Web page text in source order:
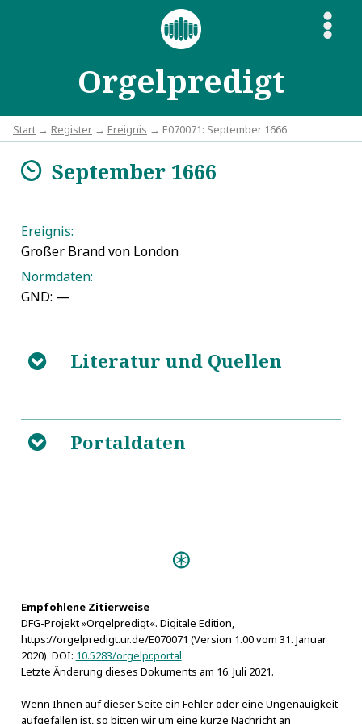
Orgelpredigt
S
Start → Register → Ereignis → E070071: September 1666
mSeptember 1666
Ereignis:
Großer Brand von London
Normdaten:
GND: —
B Literatur und Quellen
5
https://de.wikipedia.org/wiki/
B Portaldaten
Vivum Dei Organum
Empfohlene Zitierweise
DFG-Projekt »Orgelpredigt«. Digitale Edition,
https://orgelpredigt.ur.de/E070071 (Version 1.00 vom 31. Januar
2020). DOI: 10.5283/orgelpr.portal
Letzte Änderung dieses Dokuments am 16. Juli 2021.
Wenn Ihnen auf dieser Seite ein Fehler oder eine Ungenauigkeit
aufgefallen ist, so bitten wir um eine kurze Nachricht an